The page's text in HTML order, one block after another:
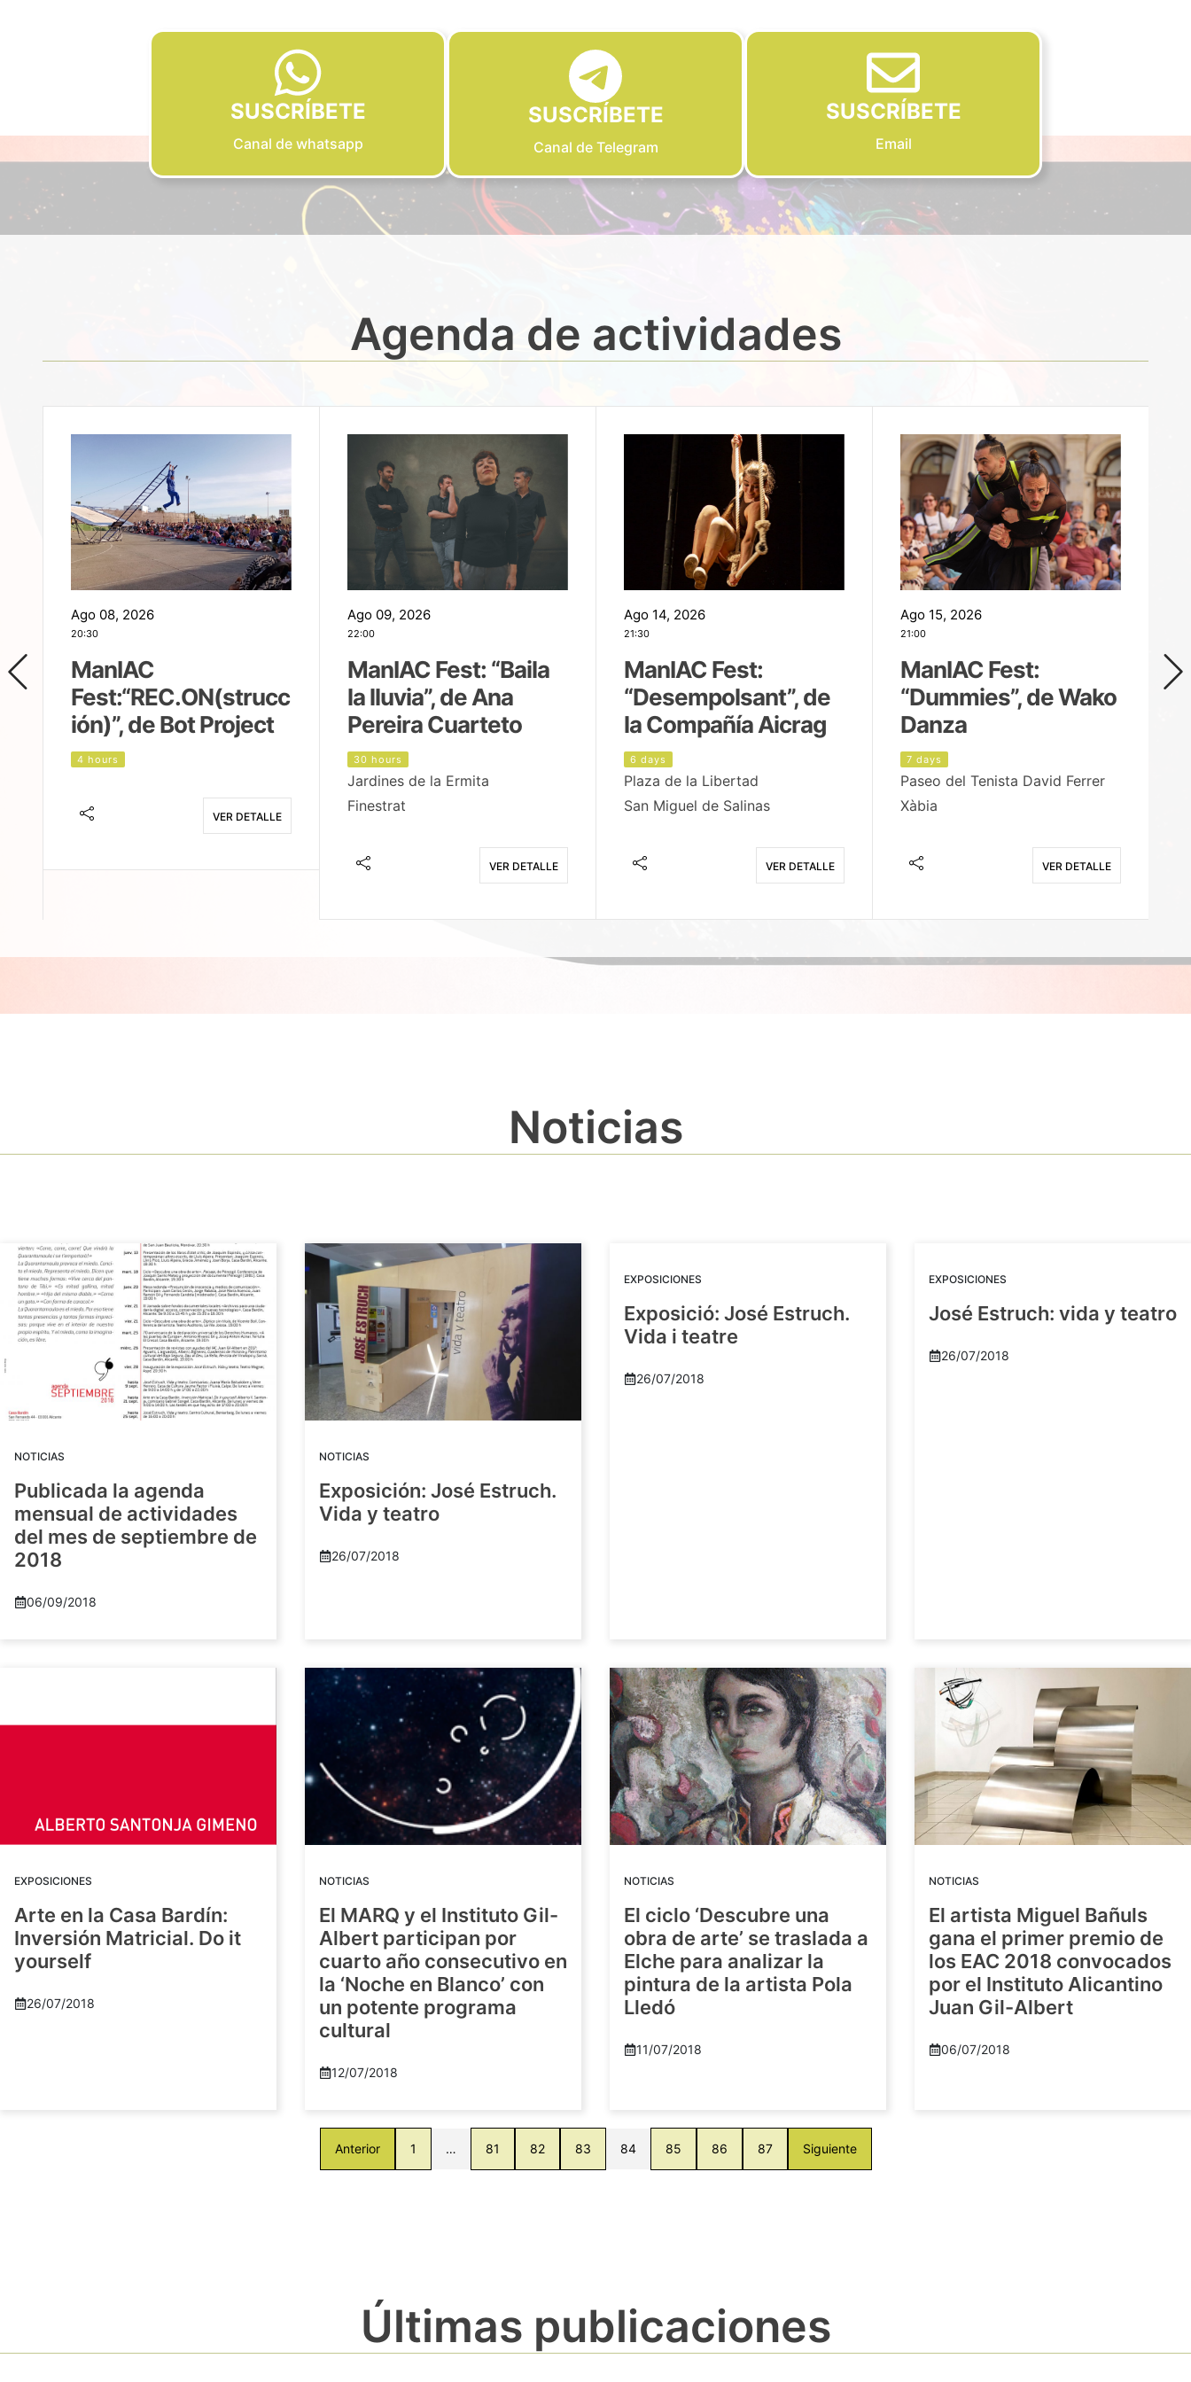
SUSCRÍBETE
Canal de whatsapp
SUSCRÍBETE
Canal de Telegram
SUSCRÍBETE
Email
Agenda de actividades
Ago 08, 2026
20:30
ManIAC
Fest:“REC.ON(strucc
ión)”, de Bot Project
4 hours
VER DETALLE
Ago 09, 2026
22:00
ManIAC Fest: “Baila
la lluvia”, de Ana
Pereira Cuarteto
30 hours
Jardines de la Ermita
Finestrat
VER DETALLE
Ago 14, 2026
21:30
ManIAC Fest:
“Desempolsant”, de
la Compañía Aicrag
6 days
Plaza de la Libertad
San Miguel de Salinas
VER DETALLE
Ago 15, 2026
21:00
ManIAC Fest:
“Dummies”, de Wako
Danza
7 days
Paseo del Tenista David Ferrer
Xàbia
VER DETALLE
Noticias
NOTICIAS
Publicada la agenda
mensual de actividades
del mes de septiembre de
2018
06/09/2018
NOTICIAS
Exposición: José Estruch.
Vida y teatro
26/07/2018
EXPOSICIONES
Exposició: José Estruch.
Vida i teatre
26/07/2018
EXPOSICIONES
José Estruch: vida y teatro
26/07/2018
EXPOSICIONES
Arte en la Casa Bardín:
Inversión Matricial. Do it
yourself
26/07/2018
NOTICIAS
El MARQ y el Instituto Gil-
Albert participan por
cuarto año consecutivo en
la ‘Noche en Blanco’ con
un potente programa
cultural
12/07/2018
NOTICIAS
El ciclo ‘Descubre una
obra de arte’ se traslada a
Elche para analizar la
pintura de la artista Pola
Lledó
11/07/2018
NOTICIAS
El artista Miguel Bañuls
gana el primer premio de
los EAC 2018 convocados
por el Instituto Alicantino
Juan Gil-Albert
06/07/2018
Anterior 1 … 81 82 83 84 85 86 87 Siguiente
Últimas publicaciones